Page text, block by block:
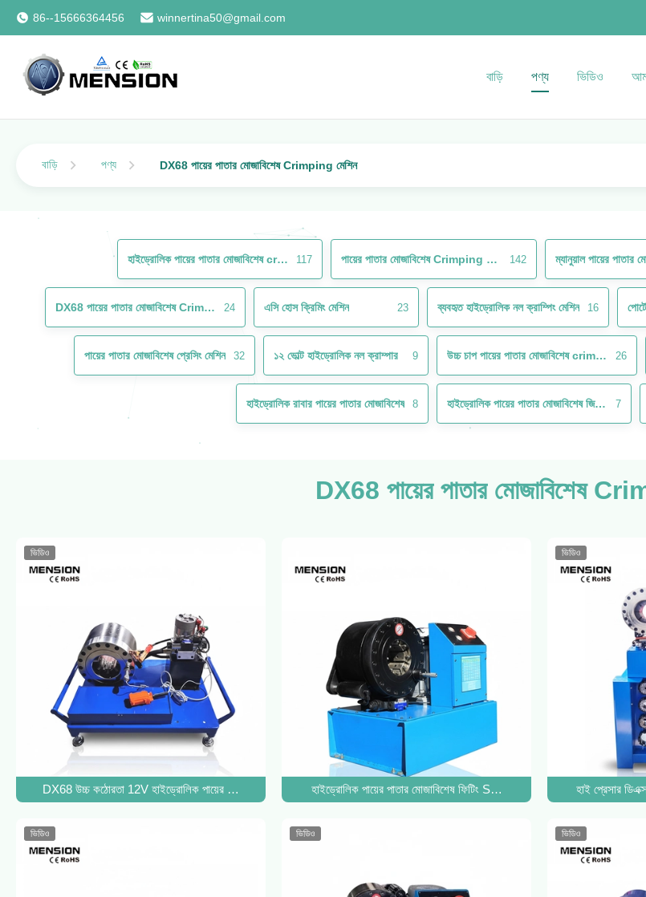
86--15666364456 winnertina50@gmail.com
বাড়ি পণ্য ভিডিও
বাড়ি পণ্য DX68 পায়ের পাতার মোজাবিশেষ Crimping মেশিন
হাইড্রোলিক পায়ের পাতার মোজাবিশেষ crimping মেশিন 117 পায়ের পাতার মোজাবিশেষ Crimping মেশিন 142
DX68 পায়ের পাতার মোজাবিশেষ Crimping মেশিন 24 এসি হোস ক্রিমিং মেশিন 23 ব্যবহৃত হাইড্রোলিক নল ক্রাম্পিং মেশিন 16
পায়ের পাতার মোজাবিশেষ প্রেসিং মেশিন 32 ১২ ভোল্ট হাইড্রোলিক নল ক্রাম্পার 9 উচ্চ চাপ পায়ের পাতার মোজাবিশেষ crimper 26
হাইড্রোলিক রাবার পায়ের পাতার মোজাবিশেষ 8 হাইড্রোলিক পায়ের পাতার মোজাবিশেষ জিনিসপত্র 7
DX68 পায়ের পাতার মোজাবিশেষ
ভিডিও
DX68 উচ্চ কঠোরতা 12V হাইড্রোলিক পায়ের পাতার মোজাবিশেষ Crimping মেশিন এয়ার পায়ের পাতার মোজাবিশেষ Crimper
হাইড্রোলিক পায়ের পাতার মোজাবিশেষ ফিটিং Swaging জন্য ভাল স্থায়িত্ব DX 68
ভিডিও
হাই প্রেসার
ভিডিও ভিডিও ভিডিও